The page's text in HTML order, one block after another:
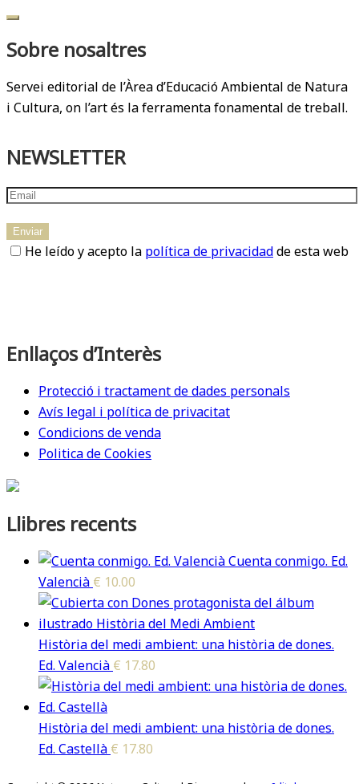
Sobre nosaltres
Servei editorial de l’Àrea d’Educació Ambiental de Natura
i Cultura, on l’art és la ferramenta fonamental de treball.
NEWSLETTER
He leído y acepto la política de privacidadde esta web
Enllaços d’Interès
Protecció i tractament de dades personals
Avís legal i política de privacitat
Condicions de venda
Politica de Cookies
Llibres recents
Cuenta conmigo. Ed.
Valencià € 10.00
Història del medi ambient: una història de dones.
Ed. Valencià € 17.80
Història del medi ambient: una història de dones.
Ed. Castellà € 17.80